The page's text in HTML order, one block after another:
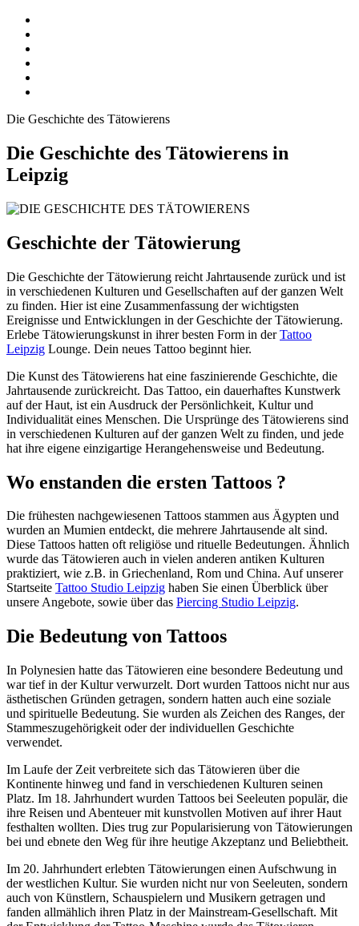
Die Geschichte des Tätowierens
Die Geschichte des Tätowierens in
Leipzig
Geschichte der Tätowierung
Die Geschichte der Tätowierung reicht Jahrtausende zurück und ist
in verschiedenen Kulturen und Gesellschaften auf der ganzen Welt
zu finden. Hier ist eine Zusammenfassung der wichtigsten
Ereignisse und Entwicklungen in der Geschichte der Tätowierung.
Erlebe Tätowierungskunst in ihrer besten Form in derTattoo
Leipzig Lounge. Dein neues Tattoo beginnt hier.
Die Kunst des Tätowierens hat eine faszinierende Geschichte, die
Jahrtausende zurückreicht. Das Tattoo, ein dauerhaftes Kunstwerk
auf der Haut, ist ein Ausdruck der Persönlichkeit, Kultur und
Individualität eines Menschen. Die Ursprünge des Tätowierens sind
in verschiedenen Kulturen auf der ganzen Welt zu finden, und jede
hat ihre eigene einzigartige Herangehensweise und Bedeutung.
Wo enstanden die ersten Tattoos ?
Die frühesten nachgewiesenen Tattoos stammen aus Ägypten und
wurden an Mumien entdeckt, die mehrere Jahrtausende alt sind.
Diese Tattoos hatten oft religiöse und rituelle Bedeutungen. Ähnlich
wurde das Tätowieren auch in vielen anderen antiken Kulturen
praktiziert, wie z.B. in Griechenland, Rom und China. Auf unserer
Startseite Tattoo Studio Leipzig haben Sie einen Überblick über
unsere Angebote, sowie über das Piercing Studio Leipzig.
Die Bedeutung von Tattoos
In Polynesien hatte das Tätowieren eine besondere Bedeutung und
war tief in der Kultur verwurzelt. Dort wurden Tattoos nicht nur aus
ästhetischen Gründen getragen, sondern hatten auch eine soziale
und spirituelle Bedeutung. Sie wurden als Zeichen des Ranges, der
Stammeszugehörigkeit oder der individuellen Geschichte
verwendet.
Im Laufe der Zeit verbreitete sich das Tätowieren über die
Kontinente hinweg und fand in verschiedenen Kulturen seinen
Platz. Im 18. Jahrhundert wurden Tattoos bei Seeleuten populär, die
ihre Reisen und Abenteuer mit kunstvollen Motiven auf ihrer Haut
festhalten wollten. Dies trug zur Popularisierung von Tätowierungen
bei und ebnete den Weg für ihre heutige Akzeptanz und Beliebtheit.
Im 20. Jahrhundert erlebten Tätowierungen einen Aufschwung in
der westlichen Kultur. Sie wurden nicht nur von Seeleuten, sondern
auch von Künstlern, Schauspielern und Musikern getragen und
fanden allmählich ihren Platz in der Mainstream-Gesellschaft. Mit